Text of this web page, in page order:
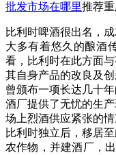
批发市场在哪里推荐重
比利时啤酒很出名，
大多有着悠久的酿酒
看，比利时在此方面
其自身产品的改良及
曾颁布一项长达几十
酒厂提供了无忧的生
场上烈酒供应紧张的情
比利时独立后，移居
农作物，并建酒厂，